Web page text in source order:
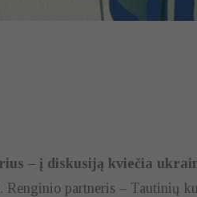
– į diskusiją kviečia
partneris – Tautinių